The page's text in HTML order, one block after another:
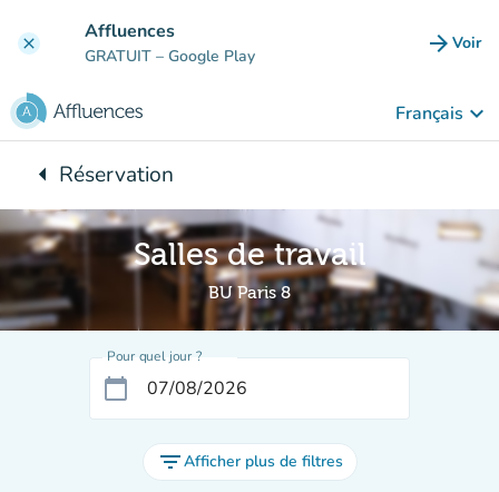
clear Affluences
GRATUIT – Google Play arrow_forward Voir
Français keyboard_arrow_down
arrow_leftRetour à :
Réservation
Salles de travail
BU Paris 8
Pour quel jour ?
calendar_today
filter_listAfficher plus de filtres